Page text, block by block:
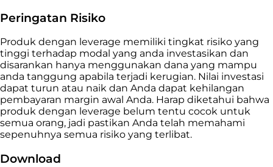
Peringatan Risiko
Produk dengan leverage memiliki tingkat risiko yang
tinggi terhadap modal yang anda investasikan dan
disarankan hanya menggunakan dana yang mampu
anda tanggung apabila terjadi kerugian. Nilai investasi
dapat turun atau naik dan Anda dapat kehilangan
pembayaran margin awal Anda. Harap diketahui bahwa
produk dengan leverage belum tentu cocok untuk
semua orang, jadi pastikan Anda telah memahami
sepenuhnya semua risiko yang terlibat.
Download